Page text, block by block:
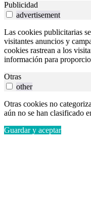
Publicidad
advertisement
Las cookies publicitarias
visitantes anuncios y
cookies rastrean a los
información para
Otras
other
Otras cookies no
aún no se han clasificado
Guardar y aceptar